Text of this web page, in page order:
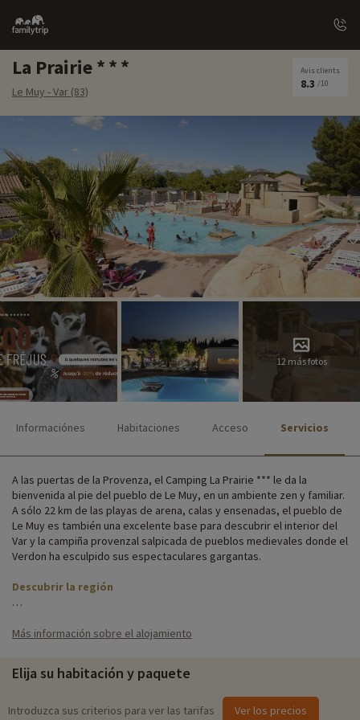
Family
trip
La Prairie
Le Muy - Var (83)
Avis clients
8.3 /10
12 más fotos
Informaciónes Habitaciones Acceso Servicios
A las puertas de la Provenza, el Camping La Prairie *** le da la
bienvenida al pie del pueblo de Le Muy, en un ambiente zen y familiar.
A sólo 22 km de las playas de arena, calas y ensenadas, el pueblo de
Le Muy es también una excelente base para descubrir el interior del
Var y la campiña provenzal salpicada de pueblos medievales donde el
Verdon ha esculpido sus espectaculares gargantas.
Descubrir la región
de un restaurante/cafetería/bar, un magnífico parque acuático, una
Te alojarás en uno de los mobil-homes del camping, cada uno con su
propio nombre: el Colorado Loisir, el Texas Loisir, el Arkansas Classic...
Más información sobre el alojamiento
Elija su habitación y paquete
Introduzca sus criterios para ver las tarifas Ver los precios